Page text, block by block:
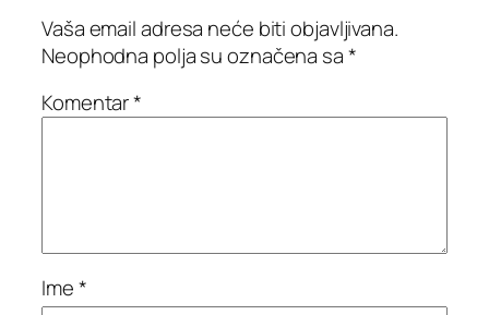
Vaša email adresa neće biti objavljivana.
Neophodna polja su označena sa*
Komentar*
Ime*